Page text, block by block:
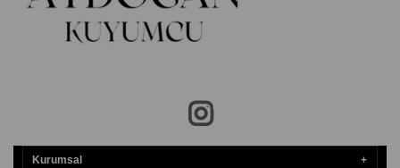
Kurumsal